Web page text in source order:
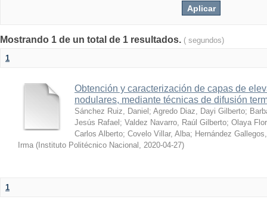
Mostrando 1 de un total de 1 resultados. ( segundos)
1
Obtención y caracterización de capas de
nodulares, mediante técnicas de difusión
Sánchez Ruiz, Daniel ; Agredo Diaz, Dayi Gilberto;
Jesús Rafael ; Valdez Navarro, Raúl Gilberto; Olaya
Carlos Alberto; Covelo Villar, Alba; Hernández
Irma ( Instituto Politécnico Nacional , 2020-04-27)
1